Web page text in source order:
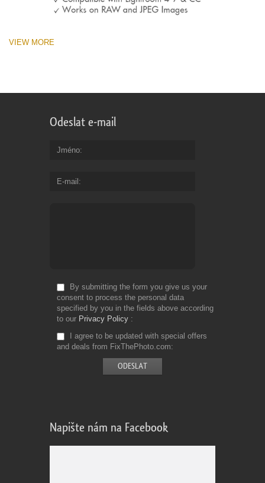
VIEW MORE
Odeslat e-mail
Jméno
E-mail
By submitting the form you give us your
consent to process the personal data
specified by you in the fields above according
to our Privacy Policy
I agree to be updated with special offers
and deals from FixThePhoto.com
Napište nám na Facebook